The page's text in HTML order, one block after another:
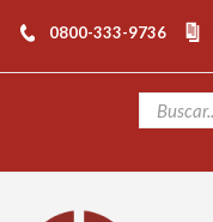
0800-333-9736